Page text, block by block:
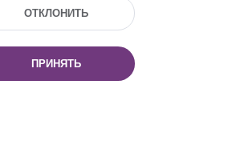
368 37 37, Факс: (+375 17)
ОТКЛОНИТЬ
ПРИНЯТЬ